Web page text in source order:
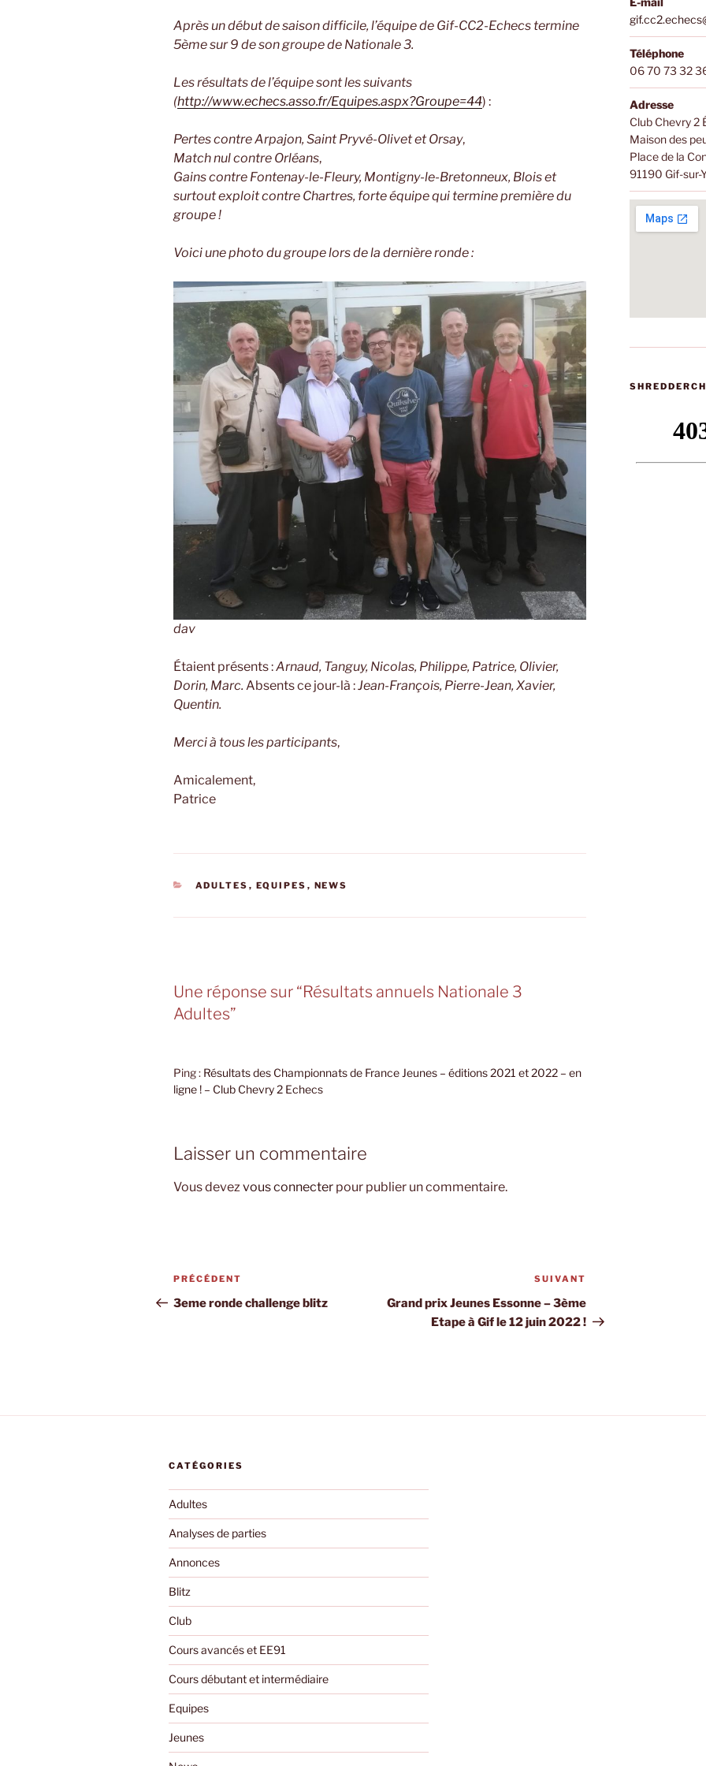
Après un début de saison difficile, l’équipe de Gif-CC2-Echecs termine
5ème sur 9 de son groupe de Nationale 3.
Les résultats de l’équipe sont les suivants
(http://www.echecs.asso.fr/Equipes.aspx?Groupe=44) :
Pertes contre Arpajon, Saint Pryvé-Olivet et Orsay,
Match nul contre Orléans,
Gains contre Fontenay-le-Fleury, Montigny-le-Bretonneux, Blois et
surtout exploit contre Chartres, forte équipe qui termine première du
groupe !
Voici une photo du groupe lors de la dernière ronde :
dav
Étaient présents :Arnaud, Tanguy, Nicolas, Philippe, Patrice, Olivier,
Dorin, Marc. Absents ce jour-là :Jean-François, Pierre-Jean, Xavier,
Quentin.
Merci à tous les participants,
Amicalement,
Patrice
CATÉGORIES
ADULTES , EQUIPES , NEWS
Une réponse sur “Résultats annuels Nationale 3
Adultes”
Ping : Résultats des Championnats de France Jeunes – éditions 2021 et 2022 – en
ligne ! – Club Chevry 2 Echecs
Laisser un commentaire
Vous devezvous connecter pour publier un commentaire.
Navigation
de
Article
précédent
PRÉCÉDENT
3eme ronde challenge blitz
suivant
SUIVANT
Grand prix Jeunes Essonne – 3ème
Etape à Gif le 12 juin 2022 !
Téléphone
06 70 73 32
Adresse
Club Chevry 2
Maison des
Place de la
91190 Gif-sur-
CATÉGORIES
Adultes
Analyses de parties
Annonces
Blitz
Club
Cours avancés et EE91
Cours débutant et intermédiaire
Equipes
Jeunes